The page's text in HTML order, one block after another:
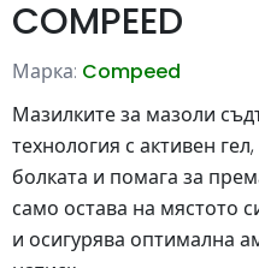
COMPEED
Марка: Compeed
Мазилките за мазоли
технология с активен
болката и помага за
само остава на мястото
и осигурява оптимална